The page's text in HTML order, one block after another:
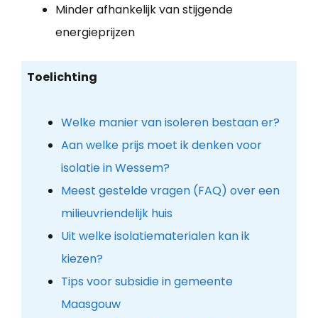
Minder afhankelijk van stijgende
energieprijzen
Toelichting
Welke manier van isoleren bestaan er?
Aan welke prijs moet ik denken voor
isolatie in Wessem?
Meest gestelde vragen (FAQ) over een
milieuvriendelijk huis
Uit welke isolatiematerialen kan ik
kiezen?
Tips voor subsidie in gemeente
Maasgouw